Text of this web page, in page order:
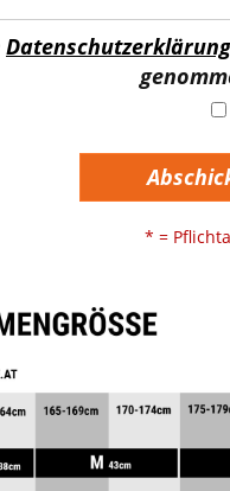
Datenschutzerklärung
* =